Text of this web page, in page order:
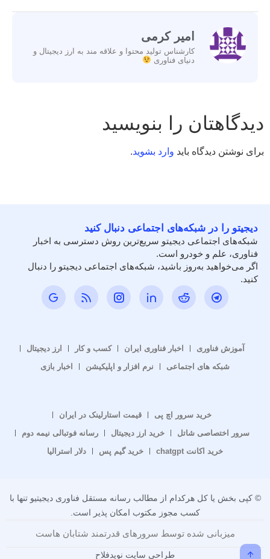
امیر کرمی
کارشناس تولید محتوا و علاقه مند به ارز دیجیتال و
دنیای فناوری
دیدگاهتان را بنویسید
برای نوشتن دیدگاه باید وارد بشوید.
دیجیتو را در شبکه‌های اجتماعی دنبال کنید
شبکه‌های اجتماعی دیجیتو سریع‌ترین روش دسترسی به اخبار
فناوری، علم و خودرو است.
اگر می‌خواهید به‌روز باشید، شبکه‌های اجتماعی دیجیتو را دنبال
کنید.
آموزش فناوری اخبار فناوری ایران کسب و کار
ارز دیجیتال
شبکه های اجتماعی
نرم افزار و اپلیکیشن اخبار بازی
خرید سرور اچ پی
قیمت استارلینک در ایران
سرور اختصاصی شاتل
خرید ارز دیجیتال
رسانه فوتبالی نیمه دوم
خرید اکانت chatgpt
خرید گیم پس دلار استرالیا
© کپی بخش یا کل هرکدام از مطالب رسانه مستقل فناوری دیجیتیو تنها با
کسب مجوز مکتوب امکان پذیر است.
میزبانی شده توسط سرورهای قدرتمند شتابان هاست
طراحی سایت نویدفلاح